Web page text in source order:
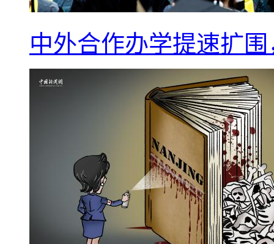
中外合作办学提速扩